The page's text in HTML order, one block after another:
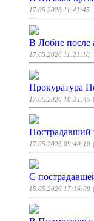
17.05.2026 11:41:45
В Лобне после
17.05.2026 11:21:10
Прокуратура
17.05.2026 10:31:45
Пострадавший
17.05.2026 09:40:10
С
15.05.2026 17:16:09